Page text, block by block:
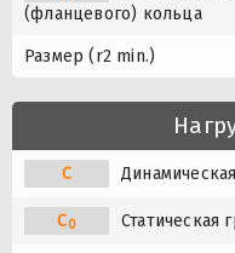
(фланцевого) кольца
Размер (r2 min.)
C
C0 Статическая